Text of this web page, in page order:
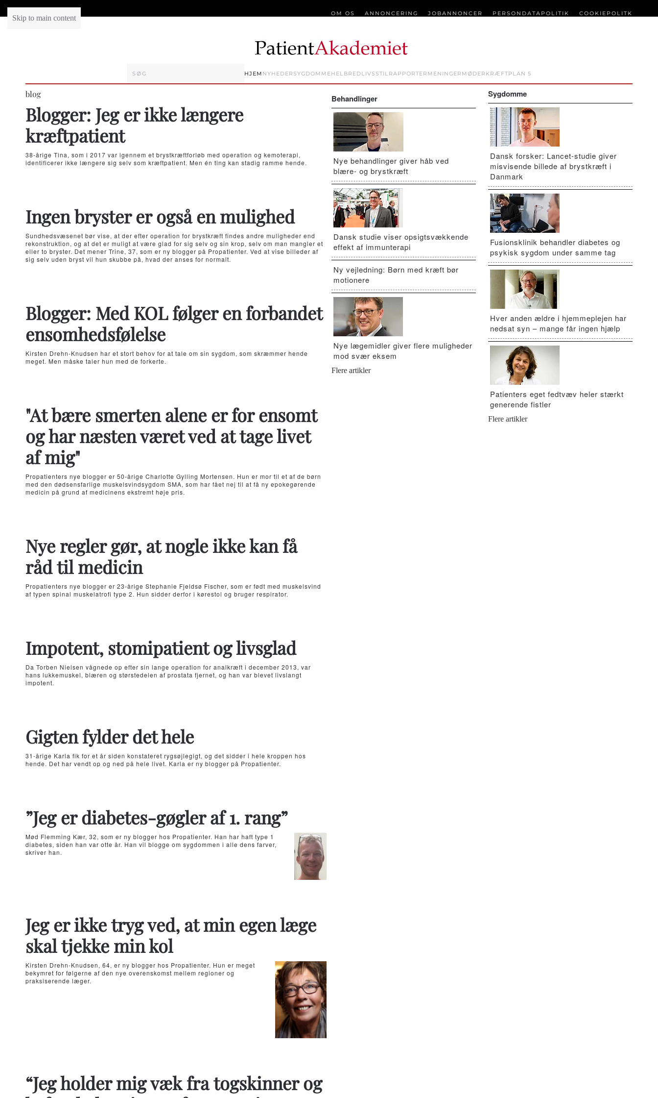
Skip to main content
OM OS ANNONCERING JOBANNONCER PERSONDATAPOLITIK COOKIEPOLITK
HJEM NYHEDER SYGDOMMEHELBREDLIVSSTILRAPPORTER MENINGER MØDER KRÆFTPLAN 5
blog
Blogger: Jeg er ikke længere
kræftpatient
38-årige Tina, som i 2017 var igennem et brystkræftforløb med operation og kemoterapi,
identificerer ikke længere sig selv som kræftpatient. Men én ting kan stadig ramme hende.
Ingen bryster er også en mulighed
Sundhedsvæsenet bør vise, at der efter operation for brystkræft findes andre muligheder end
rekonstruktion, og at det er muligt at være glad for sig selv og sin krop, selv om man mangler et
eller to bryster. Det mener Trine, 37, som er ny blogger på Propatienter. Ved at vise billeder af
sig selv uden bryst vil hun skubbe på, hvad der anses for normalt.
Blogger: Med KOL følger en forbandet
ensomhedsfølelse
Kirsten Drehn-Knudsen har et stort behov for at tale om sin sygdom, som skræmmer hende
meget. Men måske taler hun med de forkerte.
"At bære smerten alene er for ensomt
og har næsten været ved at tage livet
af mig"
Propatienters nye blogger er 50-årige Charlotte Gylling Mortensen. Hun er mor til et af de børn
med den dødsensfarlige muskelsvindsygdom SMA, som har fået nej til at få ny epokegørende
medicin på grund af medicinens ekstremt høje pris.
Nye regler gør, at nogle ikke kan få
råd til medicin
Propatienters nye blogger er 23-årige Stephanie Fjeldsø Fischer, som er født med muskelsvind
af typen spinal muskelatrofi type 2. Hun sidder derfor i kørestol og bruger respirator.
Impotent, stomipatient og livsglad
Da Torben Nielsen vågnede op efter sin lange operation for analkræft i december 2013, var
hans lukkemuskel, blæren og størstedelen af prostata fjernet, og han var blevet livslangt
impotent.
Gigten fylder det hele
31-årige Karla fik for et år siden konstateret rygsøjlegigt, og det sidder i hele kroppen hos
hende. Det har vendt op og ned på hele livet. Karla er ny blogger på Propatienter.
”Jeg er diabetes-gøgler af 1. rang”
Mød Flemming Kær, 32, som er ny blogger hos Propatienter. Han har haft type 1
diabetes, siden han var otte år. Han vil blogge om sygdommen i alle dens farver,
skriver han.
Jeg er ikke tryg ved, at min egen læge
skal tjekke min kol
Kirsten Drehn-Knudsen, 64, er ny blogger hos Propatienter. Hun er meget
bekymret for følgerne af den nye overenskomst mellem regioner og
praksiserende læger.
“Jeg holder mig væk fra togskinner og
Behandlinger
Nye behandlinger giver håb ved
blære- og brystkræft
Dansk studie viser opsigtsvækkende
effekt af immunterapi
Ny vejledning: Børn med kræft bør
motionere
Nye lægemidler giver flere muligheder
mod svær eksem
Flere artikler
Sygdomme
Dansk forsker: Lancet-studie giver
misvisende billede af brystkræft i
Danmark
Fusionsklinik behandler diabetes og
psykisk sygdom under samme tag
Hver anden ældre i hjemmeplejen har
nedsat syn – mange får ingen hjælp
Patienters eget fedtvæv heler stærkt
generende fistler
Flere artikler